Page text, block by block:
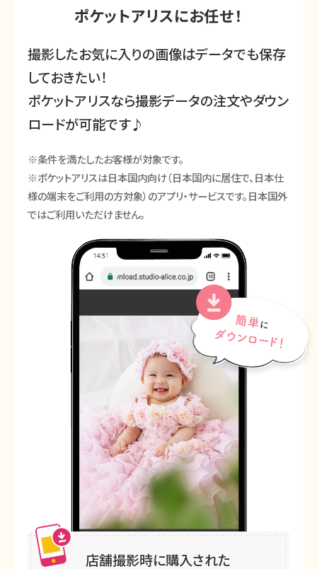
ポケットアリスにお任せ！
撮影したお気に入りの画像はデータでも保存
しておきたい！
ポケットアリスなら撮影データの注文やダウン
ロードが可能です♪
※条件を満たしたお客様が対象です。
※ポケットアリスは日本国内向け（日本国内に居住で、日本仕
様の端末をご利用の方対象）のアプリ・サービスです。日本国外
ではご利用いただけません。
店舗撮影時に購入された